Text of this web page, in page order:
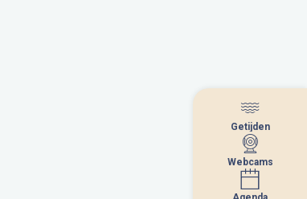
Getijden
Webcams